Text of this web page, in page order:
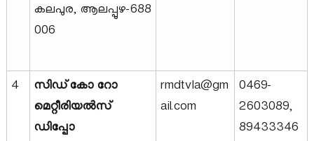
e
കലപുര, ആലപ്പുഴ-688
006
4
സിഡ്‌കോ റോ
മെറ്റീരിയൽസ്
ഡിപ്പോ
rmdtvla@gm
ail.com
0469-
2603089,
89433346